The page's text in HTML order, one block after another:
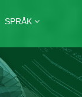
SPRÅK